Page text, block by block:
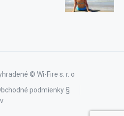
© Wi-Fire s. r. o
podmienky §